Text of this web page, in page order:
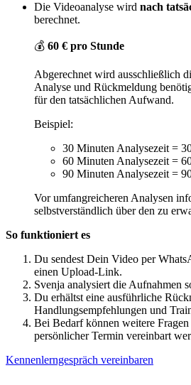
Die Videoanalyse wird nach
berechnet.
💰 60 € pro Stunde
Abgerechnet wird ausschließlich
Analyse und Rückmeldung
für den tatsächlichen Aufwand.
Beispiel:
30 Minuten Analysezeit =
60 Minuten Analysezeit =
90 Minuten Analysezeit =
Vor umfangreicheren Analysen
selbstverständlich über den zu
So funktioniert es
Du sendest Dein Video per
einen Upload-Link.
Svenja analysiert die Aufnahmen
Du erhältst eine ausführliche
Handlungsempfehlungen und
Bei Bedarf können weitere
persönlicher Termin vereinbart
Kennenlerngespräch vereinbaren